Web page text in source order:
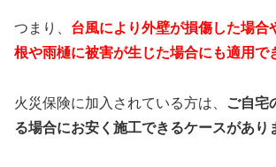
つまり、 台風により外壁が損傷した場合
根や雨樋に被害が生じた場合にも適用で
火災保険に加入されている方は、
ご自宅
る場合にお安く施工できるケースがあり